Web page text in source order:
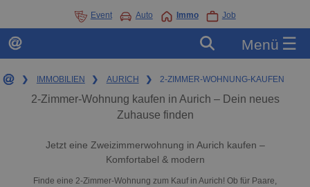
Event Auto Immo Job
Menü ☰
❯ IMMOBILIEN ❯ AURICH ❯ 2-ZIMMER-WOHNUNG-KAUFEN
2-Zimmer-Wohnung kaufen in Aurich – Dein neues
Zuhause finden
Jetzt eine Zweizimmerwohnung in Aurich kaufen –
Komfortabel & modern
Finde eine 2-Zimmer-Wohnung zum Kauf in Aurich! Ob für Paare,